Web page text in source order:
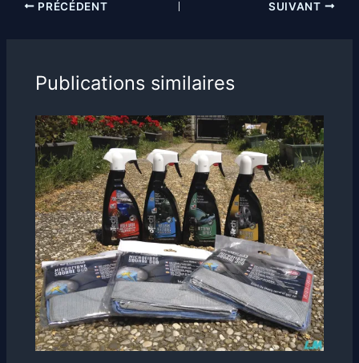
PRÉCÉDENT SUIVANT
Publications similaires